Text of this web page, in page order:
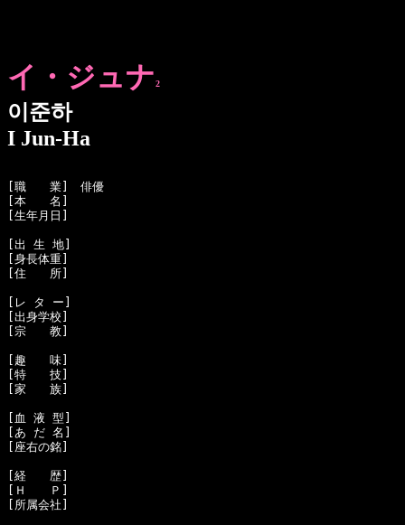
イ・ジュナ2
이준하
I Jun-Ha
[職　　業]　俳優
[本　　名]
[生年月日]
[出 生 地]
[身長体重]
[住　　所]
[レ タ ー]
[出身学校]
[宗　　教]
[趣　　味]
[特　　技]
[家　　族]
[血 液 型]
[あ だ 名]
[座右の銘]
[経　　歴]
[Ｈ　　Ｐ]
[所属会社]